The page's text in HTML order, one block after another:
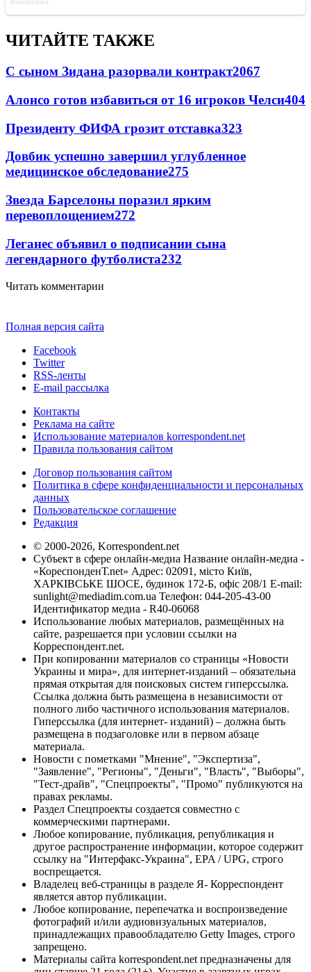
ЧИТАЙТЕ ТАКЖЕ
С сыном Зидана разорвали контракт2067
Алонсо готов избавиться от 16 игроков Челси404
Президенту ФИФА грозит отставка323
Довбик успешно завершил углубленное
медицинское обследование275
Звезда Барселоны поразил ярким
перевоплощением272
Леганес объявил о подписании сына
легендарного футболиста232
Читать комментарии
Полная версия сайта
Facebook
Twitter
RSS-ленты
E-mail рассылка
Контакты
Реклама на сайте
Использование материалов korrespondent.net
Правила пользования сайтом
Договор пользования сайтом
Политика в сфере конфиденциальности и персональных
данных
Пользовательское соглашение
Редакция
© 2000-2026, Korrespondent.net
Субъект в сфере онлайн-медиа Название онлайн-медиа -
«КореспонденТ.net» Адрес: 02091, місто Київ,
ХАРКІВСЬКЕ ШОСЕ, будинок 172-Б, офіс 208/1 E-mail:
sunlight@mediadim.com.ua Телефон: 044-205-43-00
Идентификатор медиа - R40-06068
Использование любых материалов, размещённых на
сайте, разрешается при условии ссылки на
Корреспондент.net.
При копировании материалов со страницы «Новости
Украины и мира», для интернет-изданий – обязательна
прямая открытая для поисковых систем гиперссылка.
Ссылка должна быть размещена в независимости от
полного либо частичного использования материалов.
Гиперссылка (для интернет- изданий) – должна быть
размещена в подзаголовке или в первом абзаце
материала.
Новости с пометками "Мнение", "Экспертиза",
"Заявление", "Регионы", "Деньги", "Власть", "Выборы",
"Тест-драйв", "Спецпроекты", "Промо" публикуются на
правах рекламы.
Раздел Спецпроекты создается совместно с
коммерческими партнерами.
Любое копирование, публикация, републикация и
другое распространение информации, которое содержит
ссылку на "Интерфакс-Украина", EPA / UPG, строго
воспрещается.
Владелец веб-страницы в разделе Я- Корреспондент
является автор публикации.
Любое копирование, перепечатка и воспроизведение
фотографий и/или аудиовизуальных материалов,
принадлежащих правообладателю Getty Images, строго
запрещено.
Материалы сайта korrespondent.net предназначены для